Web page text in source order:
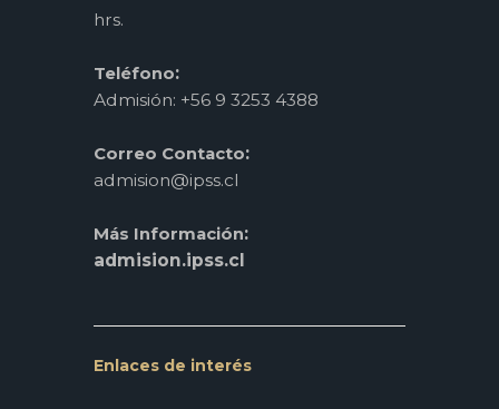
hrs.
Teléfono:
Admisión: +56 9 3253 4388
Correo Contacto:
admision@ipss.cl
Más Información:
admision.ipss.cl
Enlaces de interés